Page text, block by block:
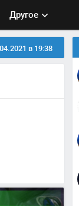
Другое
в 19:38